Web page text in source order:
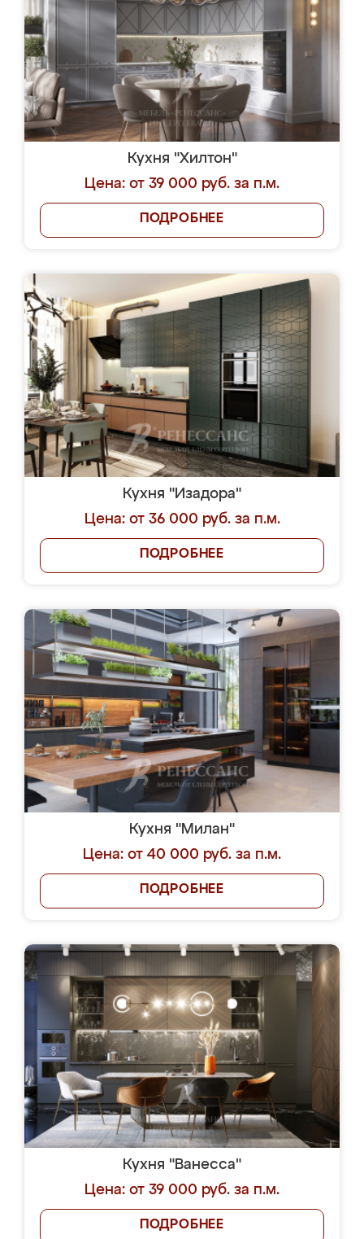
Кухня "Хилтон"
Цена: от 39 000 руб. за п.м.
ПОДРОБНЕЕ
Кухня "Изадора"
Цена: от 36 000 руб. за п.м.
ПОДРОБНЕЕ
Кухня "Милан"
Цена: от 40 000 руб. за п.м.
ПОДРОБНЕЕ
Кухня "Ванесса"
Цена: от 39 000 руб. за п.м.
ПОДРОБНЕЕ